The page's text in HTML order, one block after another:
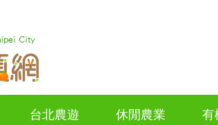
台北農遊 休閒農業 有